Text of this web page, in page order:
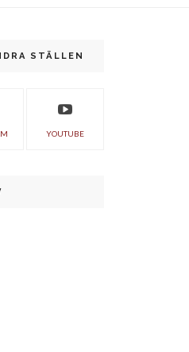
STÄLLEN
YOUTUBE